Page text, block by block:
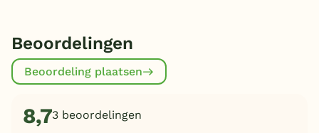
Beoordelingen
Beoordeling plaatsen
8,73 beoordelingen